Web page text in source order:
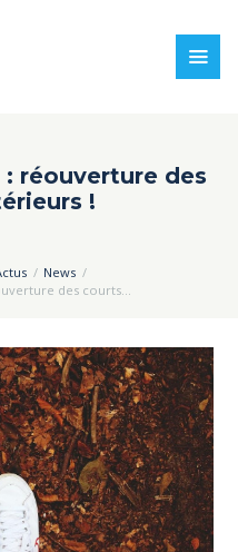
: réouverture des
!
News
des courts...